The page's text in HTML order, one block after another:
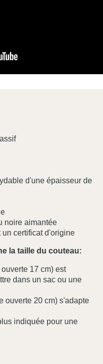
d'une épaisseur de
noire aimantée
un certificat d'origine
la taille du couteau:
17 cm) est
dans un sac ou une
ouverte 20 cm) s'adapte
indiquée pour une